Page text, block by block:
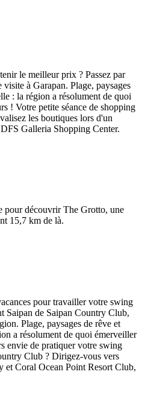
le meilleur prix ? Passez par
à Garapan. Plage, paysages
: la région a résolument de quoi
! Votre petite séance de shopping
les boutiques lors d'un
Galleria Shopping Center.
pour découvrir The Grotto, une
15,7 km de là.
pour travailler votre swing
Saipan de Saipan Country Club,
Plage, paysages de rêve et
a résolument de quoi émerveiller
envie de pratiquer votre swing
Club ? Dirigez-vous vers
et Coral Ocean Point Resort Club,